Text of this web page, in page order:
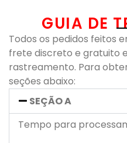
GUIA DE
Todos os pedidos feitos
frete discreto e gratuito
rastreamento. Para
seções abaixo:
SEÇÃO A
Tempo para